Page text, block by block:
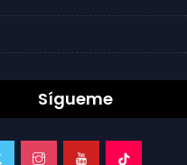
Sígueme